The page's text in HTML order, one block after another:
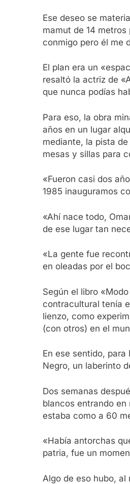
Ese deseo se
mamut de 14
conmigo pero él me
El plan era un
resaltó la actriz de
que nunca podías
Para eso, la obra
años en un lugar
mediante, la pista
mesas y sillas para
«Fueron casi dos
1985 inauguramos
«Ahí nace todo,
de ese lugar tan
«La gente fue
en oleadas por el
Según el libro
contracultural tenía
lienzo, como
(con otros) en el
En ese sentido,
Negro, un laberinto
Dos semanas
blancos entrando en
estaba como a 60
«Había antorchas
patria, fue un
Algo de eso hubo,